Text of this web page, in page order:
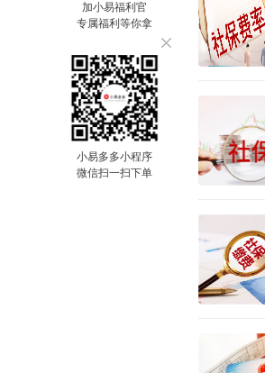
加小易福利官
专属福利等你拿
小易多多小程序
微信扫一扫下单